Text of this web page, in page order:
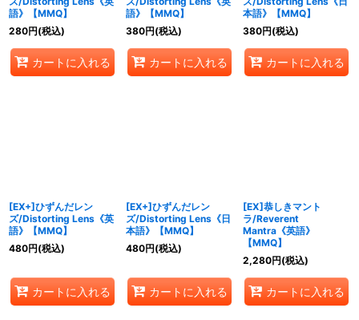
語》【MMQ】
280円(税込)
カートに入れる
語》【MMQ】
380円(税込)
カートに入れる
本語》【MMQ】
380円(税込)
カートに入れる
[EX+]ひずんだレン
ズ/Distorting Lens《英
語》【MMQ】
480円(税込)
カートに入れる
[EX+]ひずんだレン
ズ/Distorting Lens《日
本語》【MMQ】
480円(税込)
カートに入れる
[EX]恭しきマント
ラ/Reverent
Mantra《英語》
【MMQ】
2,280円(税込)
カートに入れる